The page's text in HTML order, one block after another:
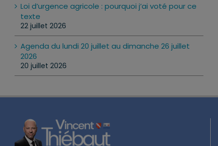
Loi d’urgence agricole : pourquoi j’ai voté pour ce
texte
22 juillet 2026
Agenda du lundi 20 juillet au dimanche 26 juillet
2026
20 juillet 2026